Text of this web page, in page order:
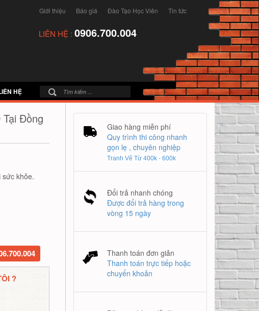
Giới thiệu Báo giá Đào Tạo Học Viên Tin tức
LIÊN HỆ : 0906.700.004
HỆ
Tại Đồng
sức khỏe.
?
Giao hàng miễn phí
Quy trình thi công nhanh
gọn lẹ , chuyên nghiệp
Tranh Vẽ Từ 400k - 600k
Đổi trả nhanh chóng
Được đổi trả hàng trong
vòng 15 ngày
Thanh toán đơn giản
Thanh toán trực tiếp hoặc
chuyển khoản